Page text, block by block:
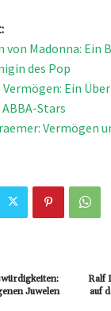
von Madonna:
des Pop
Ein
Stars
Vermögen
Juwelen
Ralf
auf